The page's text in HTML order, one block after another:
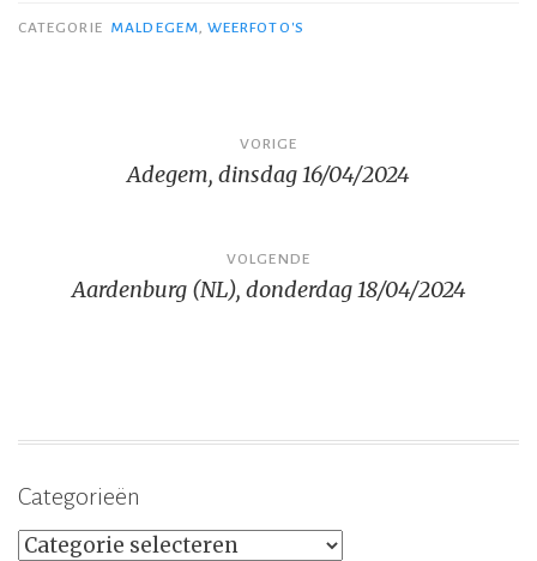
CATEGORIE MALDEGEM, WEERFOTO'S
navigatie
VORIGE
Adegem, dinsdag 16/04/2024
VOLGENDE
Aardenburg (NL), donderdag 18/04/2024
Categorieën
Categorieën